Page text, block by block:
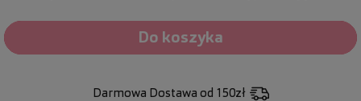
Do koszyka
Darmowa Dostawa od 150zł